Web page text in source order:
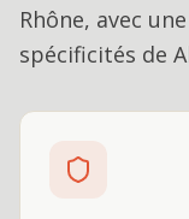
Rhône, avec
spécificités de